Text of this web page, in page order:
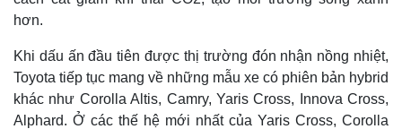
hơn.
Khi dấu ấn đầu tiên được thị trường đón nhận nồng nhiệt,
Toyota tiếp tục mang về những mẫu xe có phiên bản hybrid
khác như Corolla Altis, Camry, Yaris Cross, Innova Cross,
Alphard. Ở các thế hệ mới nhất của Yaris Cross, Corolla